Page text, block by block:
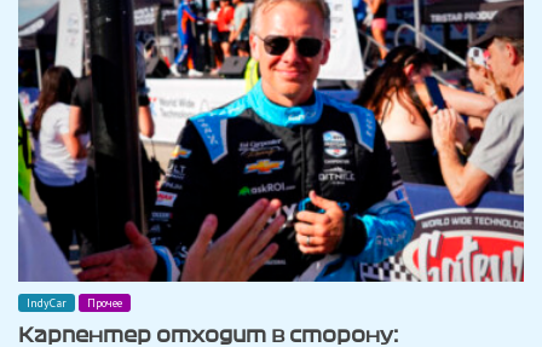
году
IndyCar Прочее
Карпентер отходит в сторону: